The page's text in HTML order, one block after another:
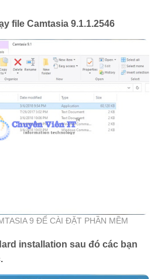
file Camtasia 9.1.1.2546
9 ĐỂ CÀI ĐẶT PHẦN MỀM
installation sau đó các bạn